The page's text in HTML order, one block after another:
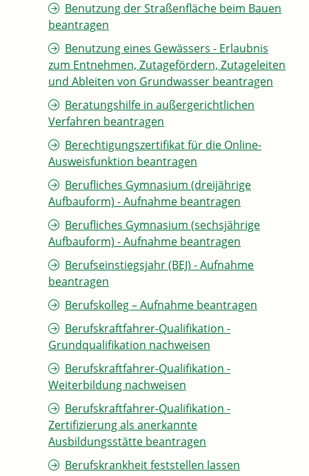
Benutzung der Straßenfläche beim Bauen
beantragen
Benutzung eines Gewässers - Erlaubnis
zum Entnehmen, Zutagefördern, Zutageleiten
und Ableiten von Grundwasser beantragen
Beratungshilfe in außergerichtlichen
Verfahren beantragen
Berechtigungszertifikat für die Online-
Ausweisfunktion beantragen
Berufliches Gymnasium (dreijährige
Aufbauform) - Aufnahme beantragen
Berufliches Gymnasium (sechsjährige
Aufbauform) - Aufnahme beantragen
Berufseinstiegsjahr (BEJ) - Aufnahme
beantragen
Berufskolleg – Aufnahme beantragen
Berufskraftfahrer-Qualifikation -
Grundqualifikation nachweisen
Berufskraftfahrer-Qualifikation -
Weiterbildung nachweisen
Berufskraftfahrer-Qualifikation -
Zertifizierung als anerkannte
Ausbildungsstätte beantragen
Berufskrankheit feststellen lassen